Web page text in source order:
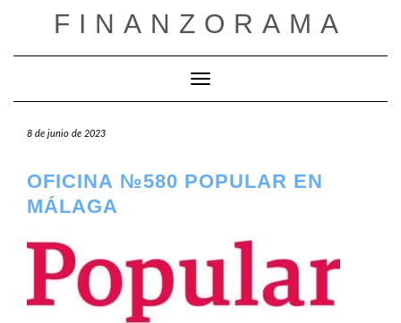
FINANZORAMA
Cambiar modo de navegación
8 de junio de 2023
OFICINA №580 POPULAR EN
MÁLAGA